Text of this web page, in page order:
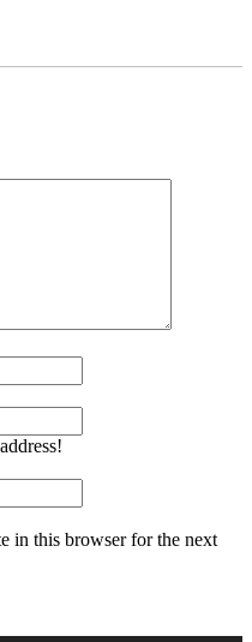
in this browser for the next